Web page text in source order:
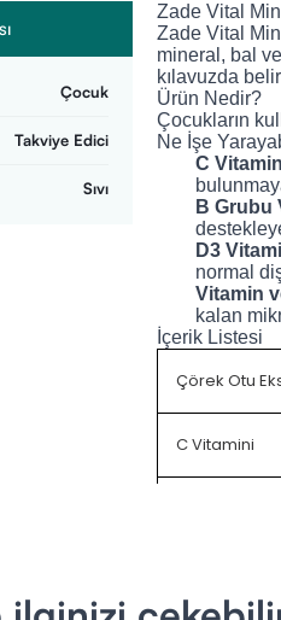
Çocuk
Takviye Edici
Sıvı
Zade Vital
Zade Vital
mineral, bal
kılavuzda
Ürün Nedir?
Çocukların
Ne İşe
C
B Grubu
D3
normal
Vitamin
kalan
İçerik Listesi
Çörek Otu
C Vitamini